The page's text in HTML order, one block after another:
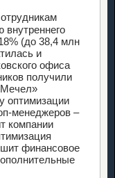
внутреннего
(до 38,4 млн
и
офиса
получили
оптимизации
менеджеров –
компании
финансовое